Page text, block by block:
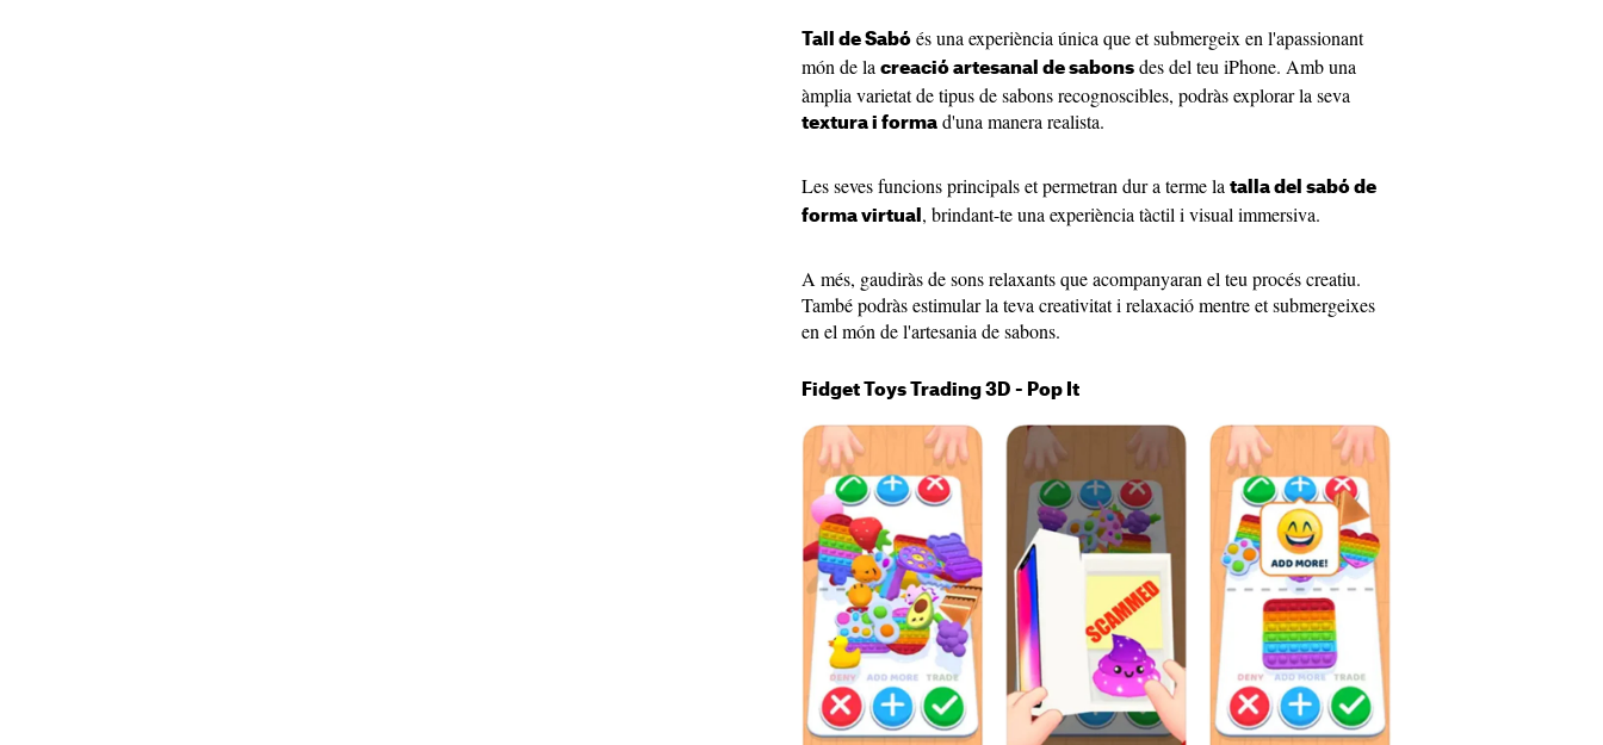
Tall de Sabó és una experiència única que et submergeix en l'apassionant
món de la creació artesanal de sabons des del teu iPhone. Amb una
àmplia varietat de tipus de sabons recognoscibles, podràs explorar la seva
textura i forma d'una manera realista.
Les seves funcions principals et permetran dur a terme la talla del sabó de
forma virtual , brindant-te una experiència tàctil i visual immersiva.
A més, gaudiràs de sons relaxants que acompanyaran el teu procés creatiu.
També podràs estimular la teva creativitat i relaxació mentre et submergeixes
en el món de l'artesania de sabons.
Fidget Toys Trading 3D - Pop It